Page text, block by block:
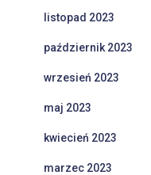
listopad 2023
październik 2023
wrzesień 2023
maj 2023
kwiecień 2023
marzec 2023